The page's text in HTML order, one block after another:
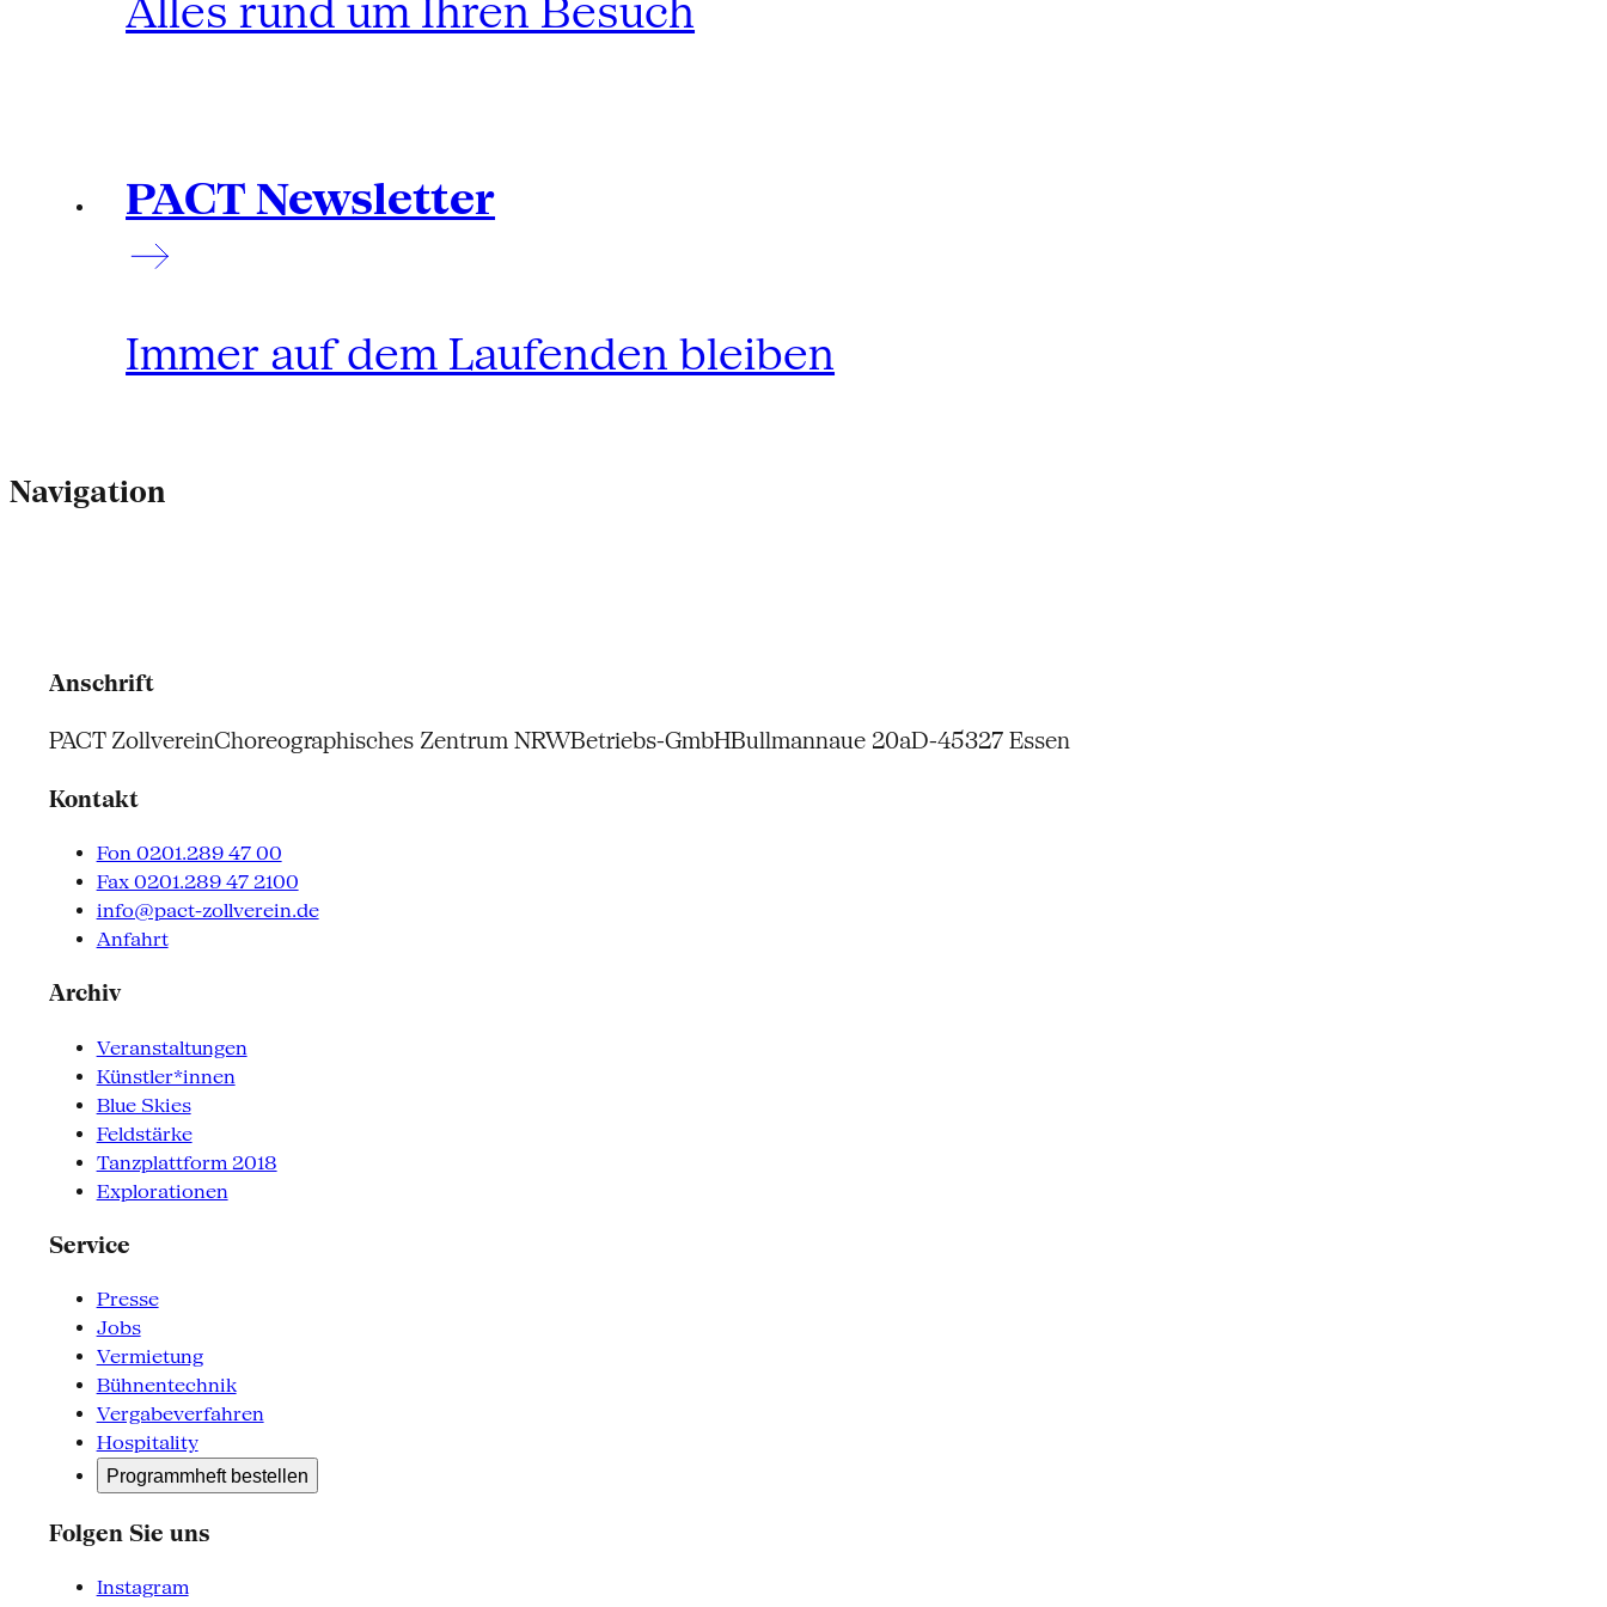
Alles rund um Ihren Besuch
PACT Newsletter
Immer auf dem Laufenden bleiben
Navigation
Anschrift
PACT ZollvereinChoreographisches Zentrum NRWBetriebs-GmbHBullmannaue 20aD-45327 Essen
Kontakt
Fon 0201.289 47 00
Fax 0201.289 47 2100
info@pact-zollverein.de
Anfahrt
Archiv
Veranstaltungen
Künstler*innen
Blue Skies
Feldstärke
Tanzplattform 2018
Explorationen
Service
Presse
Jobs
Vermietung
Bühnentechnik
Vergabeverfahren
Hospitality
Programmheft bestellen
Folgen Sie uns
Instagram